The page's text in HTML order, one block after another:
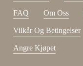
FAQ Om Oss
Vilkår Og Betingelser
Angre Kjøpet